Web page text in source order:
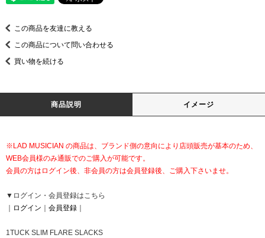
この商品を友達に教える
この商品について問い合わせる
買い物を続ける
商品説明 イメージ
※LAD MUSICIAN の商品は、ブランド側の意向により店頭販売が基本のため、
WEB会員様のみ通販でのご購入が可能です。
会員の方はログイン後、非会員の方は会員登録後、ご購入下さいませ。
▼ログイン・会員登録はこちら
ログイン 会員登録
1TUCK SLIM FLARE SLACKS